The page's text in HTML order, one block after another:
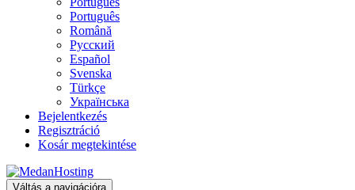
Português
Română
Русский
Español
Svenska
Türkçe
Українська
Bejelentkezés
Regisztráció
Kosár megtekintése
Váltás a navigációra